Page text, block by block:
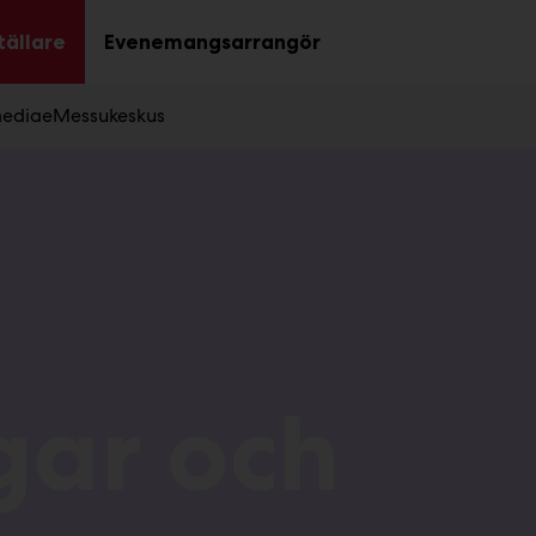
menu
eMessukeskus
Evenemangsarrangör